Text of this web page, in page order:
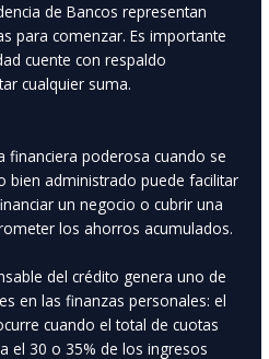
de Bancos representan
para comenzar. Es importante
cuente con respaldo
cualquier suma.
financiera poderosa cuando se
bien administrado puede facilitar
un negocio o cubrir una
los ahorros acumulados.
del crédito genera uno de
en las finanzas personales: el
cuando el total de cuotas
el 30 o 35% de los ingresos